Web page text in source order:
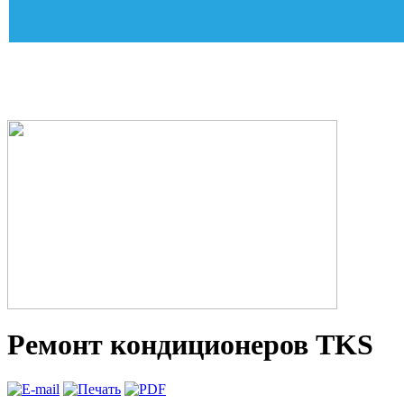
Ремонт кондиционеров TKS